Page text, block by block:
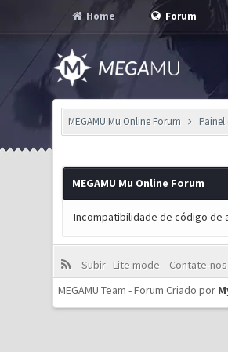
Home Forum
MEGAMU Mu Online Forum Painel
MEGAMU Mu Online Forum
Incompatibilidade de código de
Subir Lite mode
Contate-nos
MEGAMU Team - Forum Criado por